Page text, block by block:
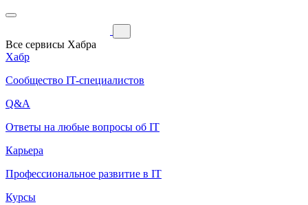
Все сервисы Хабра
Хабр
Сообщество IT-специалистов
Q&A
Ответы на любые вопросы об IT
Карьера
Профессиональное развитие в IT
Курсы